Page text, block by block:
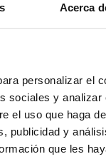
Acerca
personalizar el
sociales y analizar
el uso que haga
publicidad y
que les